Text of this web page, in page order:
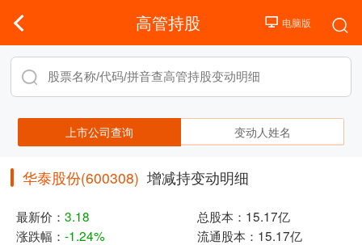
高管持股
上市公司查询 变动人姓名
华泰股份(600308) 增减持变动明细
最新价： 3.18 总股本： 15.17亿
涨跌幅： -1.24% 流通股本： 15.17亿